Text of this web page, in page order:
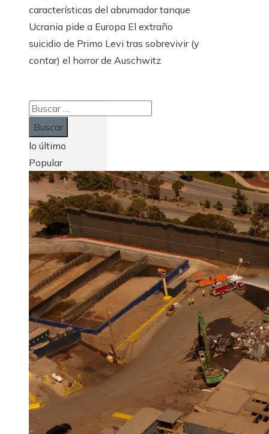
características del abrumador tanque
Ucrania pide a Europa El extraño
suicidio de Primo Levi tras sobrevivir (y
contar) el horror de Auschwitz
Buscar:
lo último
Popular